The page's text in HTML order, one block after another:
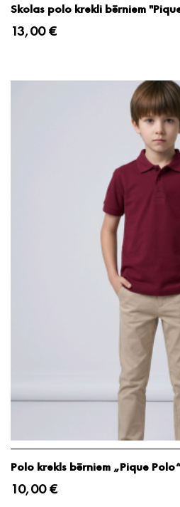
Skolas polo krekli bērniem
13,00 €
Polo krekls bērniem „Pique
10,00 €